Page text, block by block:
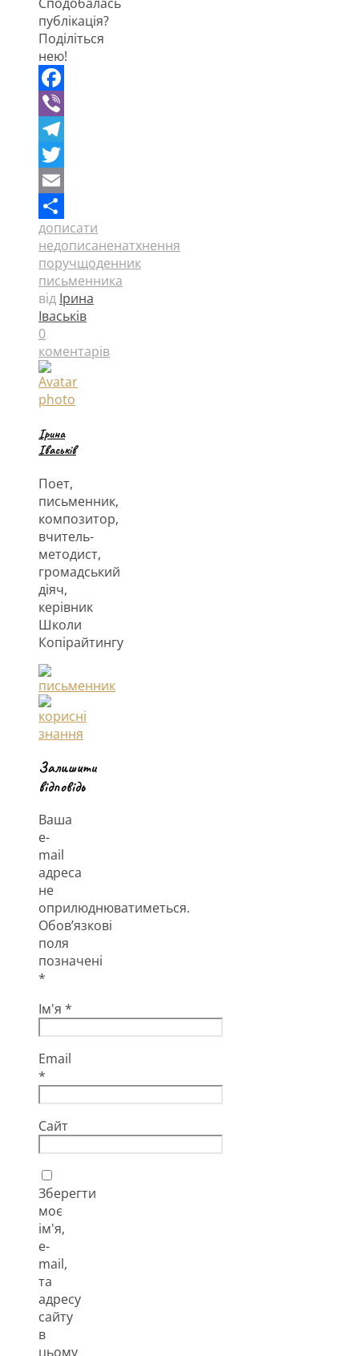
Сподобалась
публікація?
Поділіться
нею!
Facebook
Viber
Telegram
Twitter
Email
Поділитися
дописати
недописаненатхнення
поручщоденник
письменника
від Ірина
Іваськів
0
коментарів
Ірина
Іваськів
Поет,
письменник,
композитор,
вчитель-
методист,
громадський
діяч,
керівник
Школи
Копірайтингу
Залишити
відповідь
Ваша
e-
mail
адреса
не
оприлюднюватиметься.
Обов’язкові
поля
позначені
*
Ім'я *
Email
*
Сайт
Зберегти
моє
ім'я,
e-
mail,
та
адресу
сайту
в
цьому